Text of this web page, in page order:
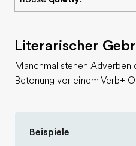
Literarischer
Manchmal stehen Adverben
Betonung vor einem Verb+
Beispiele